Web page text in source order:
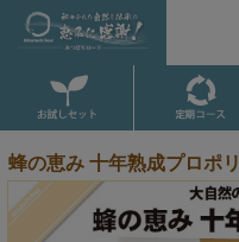
蜂の恵み 十年熟成プロポ